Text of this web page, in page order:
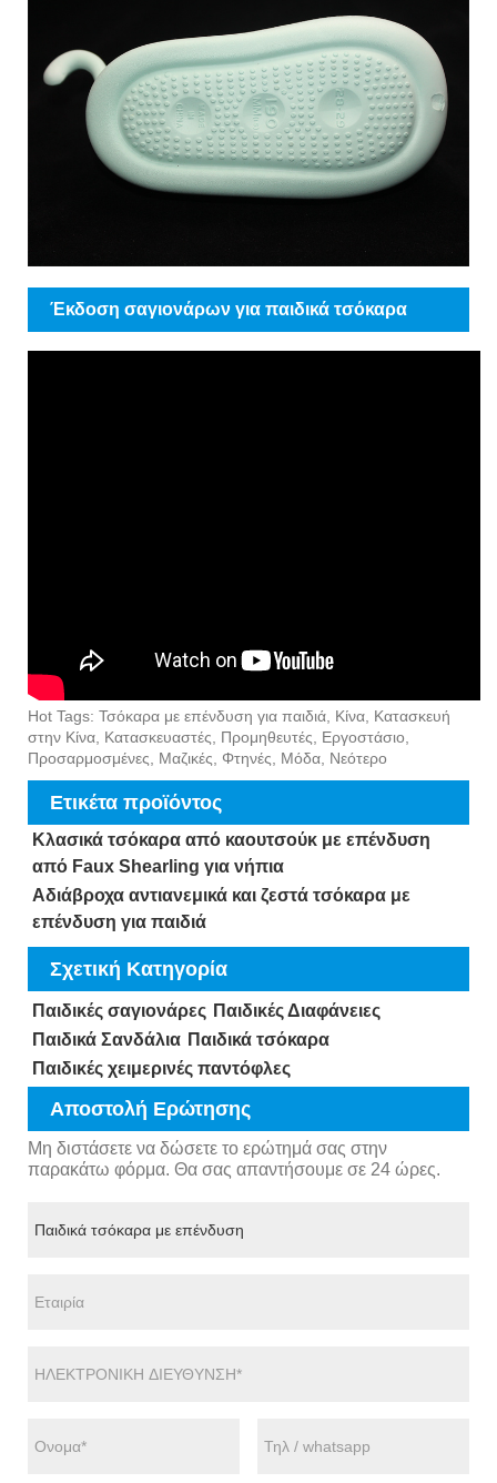
Έκδοση σαγιονάρων για παιδικά τσόκαρα
Hot Tags: Τσόκαρα με επένδυση για παιδιά, Κίνα, Κατασκευή
στην Κίνα, Κατασκευαστές, Προμηθευτές, Εργοστάσιο,
Προσαρμοσμένες, Μαζικές, Φτηνές, Μόδα, Νεότερο
Ετικέτα προϊόντος
Κλασικά τσόκαρα από καουτσούκ με επένδυση
από Faux Shearling για νήπια
Αδιάβροχα αντιανεμικά και ζεστά τσόκαρα με
επένδυση για παιδιά
Σχετική Κατηγορία
Παιδικές σαγιονάρες Παιδικές Διαφάνειες
Παιδικά Σανδάλια Παιδικά τσόκαρα
Παιδικές χειμερινές παντόφλες
Αποστολή Ερώτησης
Μη διστάσετε να δώσετε το ερώτημά σας στην
παρακάτω φόρμα. Θα σας απαντήσουμε σε 24 ώρες.